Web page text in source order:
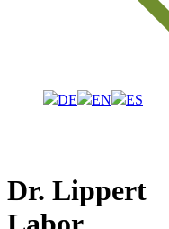
DE EN ES
Dr. Lippert